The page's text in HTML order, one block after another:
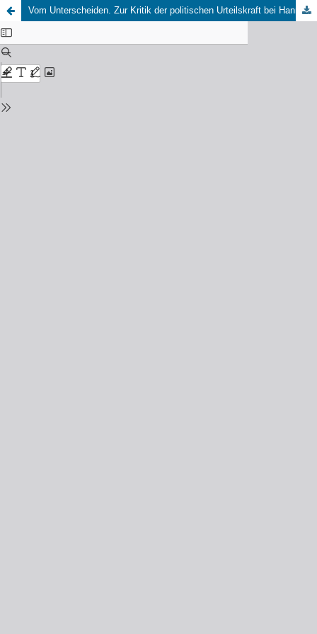
Vom Unterscheiden. Zur Kritik der politischen Urteilskraft bei Hannah Arendt und Giorgio Agamben